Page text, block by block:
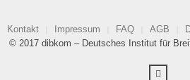
Kontakt Impressum FAQ AGB
© 2017 dibkom – Deutsches Institut für